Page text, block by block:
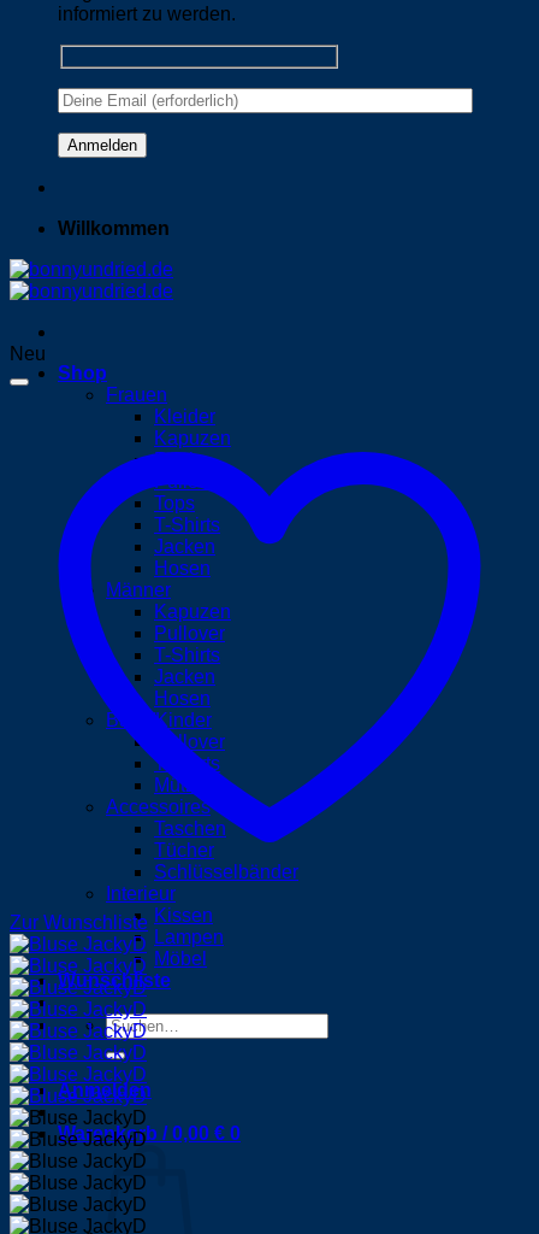
informiert zu werden.
Please leave this field empty.
Willkommen
Shop
Frauen
Kleider
Kapuzen
Röcke
Pullover
Tops
T-Shirts
Jacken
Hosen
Männer
Kapuzen
Pullover
T-Shirts
Jacken
Hosen
Baby/Kinder
Pullover
T-Shirts
Mützen
Accessoires
Taschen
Tücher
Schlüsselbänder
Interieur
Kissen
Lampen
Möbel
Wunschliste
Suchen
nach:
Anmelden
Warenkorb /0,00 € 0
Neu
Zur Wunschliste